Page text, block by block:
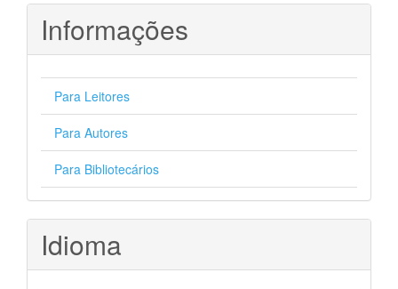
Informações
Para Leitores
Para Autores
Para Bibliotecários
Idioma